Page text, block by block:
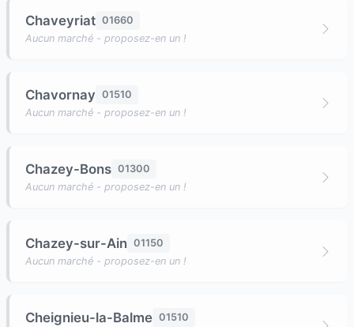
Chaveyriat 01660
Aucun marché - proposez-en un !
Chavornay 01510
Aucun marché - proposez-en un !
Chazey-Bons 01300
Aucun marché - proposez-en un !
Chazey-sur-Ain 01150
Aucun marché - proposez-en un !
Cheignieu-la-Balme 01510